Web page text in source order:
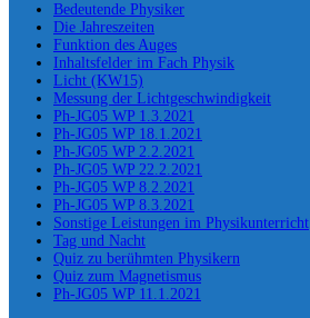
Bedeutende Physiker
Die Jahreszeiten
Funktion des Auges
Inhaltsfelder im Fach Physik
Licht (KW15)
Messung der Lichtgeschwindigkeit
Ph-JG05 WP 1.3.2021
Ph-JG05 WP 18.1.2021
Ph-JG05 WP 2.2.2021
Ph-JG05 WP 22.2.2021
Ph-JG05 WP 8.2.2021
Ph-JG05 WP 8.3.2021
Sonstige Leistungen im Physikunterricht
Tag und Nacht
Quiz zu berühmten Physikern
Quiz zum Magnetismus
Ph-JG05 WP 11.1.2021